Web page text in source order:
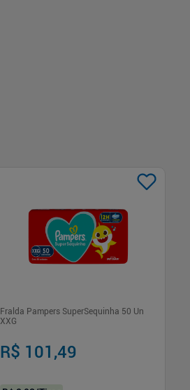
Fralda Pampers SuperSequinha 50 Un
XXG
R$ 101,49